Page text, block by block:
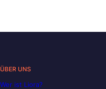
ÜBER UNS
Wer ist Liora?